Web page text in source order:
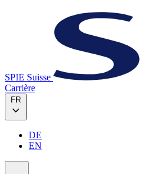
SPIE Suisse
Carrière
FR
DE
EN